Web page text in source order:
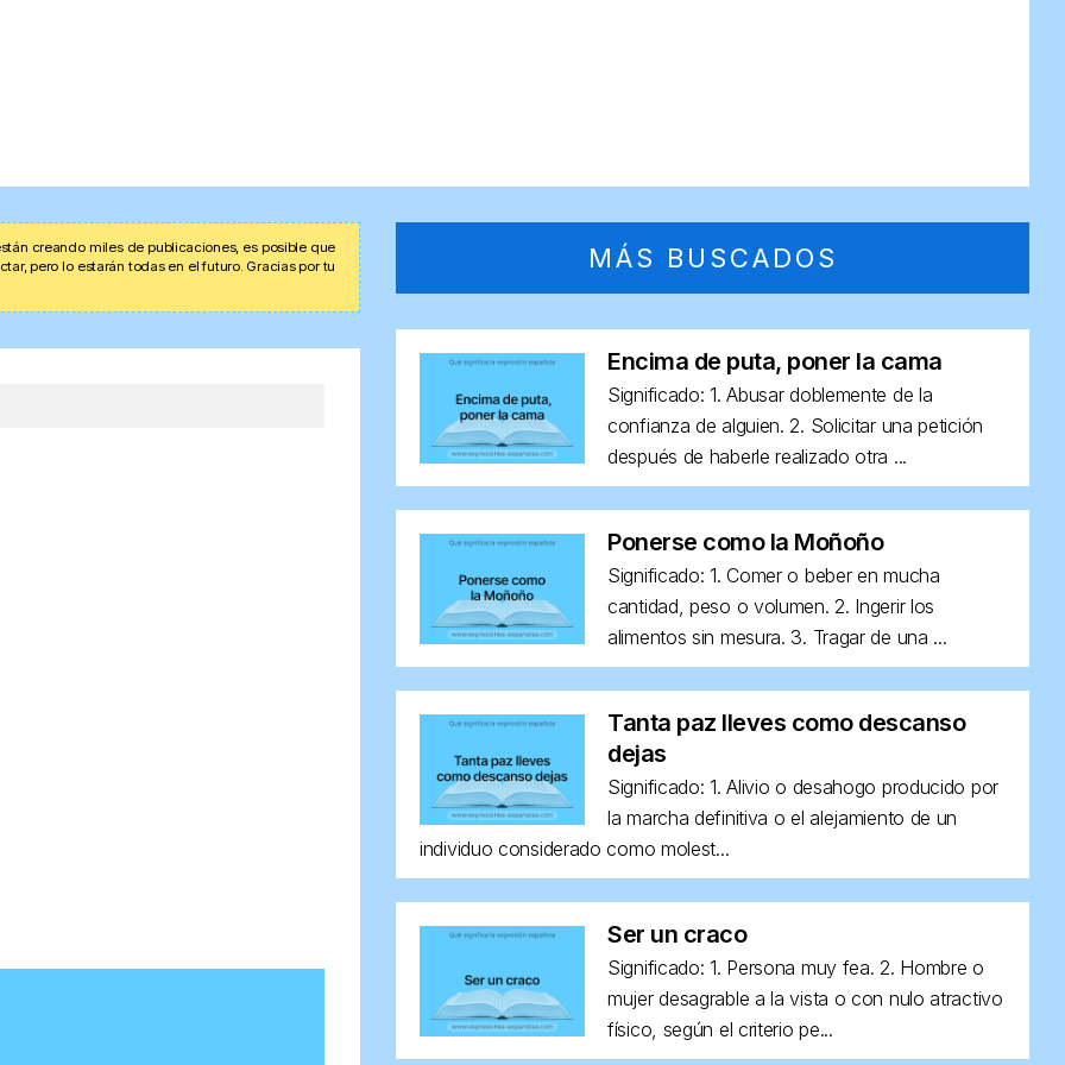
creando miles de publicaciones, es posible que
pero lo estarán todas en el futuro. Gracias por tu
MÁS BUSCADOS
Encima de puta, poner la cama
Significado: 1. Abusar doblemente de la
confianza de alguien. 2. Solicitar una petición
después de haberle realizado otra ...
Ponerse como la Moñoño
Significado: 1. Comer o beber en mucha
cantidad, peso o volumen. 2. Ingerir los
alimentos sin mesura. 3. Tragar de una ...
Tanta paz lleves como descanso
dejas
Significado: 1. Alivio o desahogo producido por
la marcha definitiva o el alejamiento de un
individuo considerado como molest...
Ser un craco
Significado: 1. Persona muy fea. 2. Hombre o
mujer desagrable a la vista o con nulo atractivo
físico, según el criterio pe...